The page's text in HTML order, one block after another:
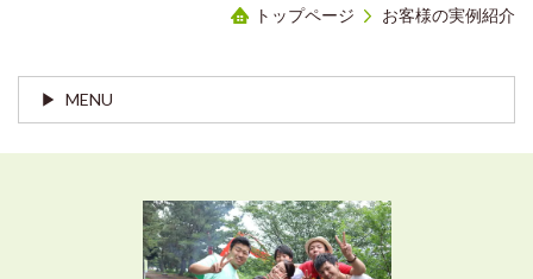
トップページ お客様の実例紹介
MENU